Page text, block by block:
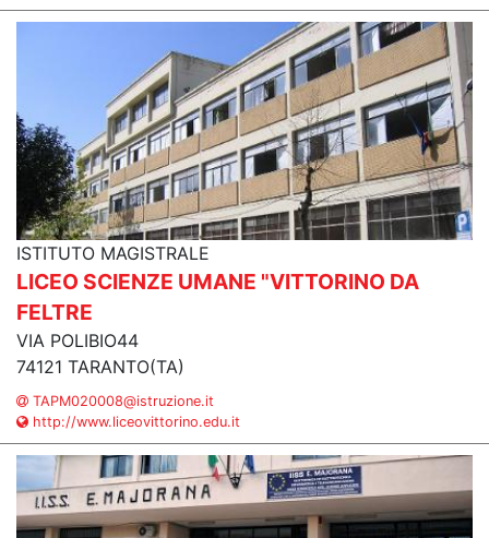
ISTITUTO MAGISTRALE
LICEO SCIENZE UMANE "VITTORINO DA
FELTRE
VIA POLIBIO44
74121 TARANTO(TA)
TAPM020008@istruzione.it
http://www.liceovittorino.edu.it